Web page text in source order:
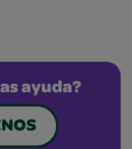
ayuda?